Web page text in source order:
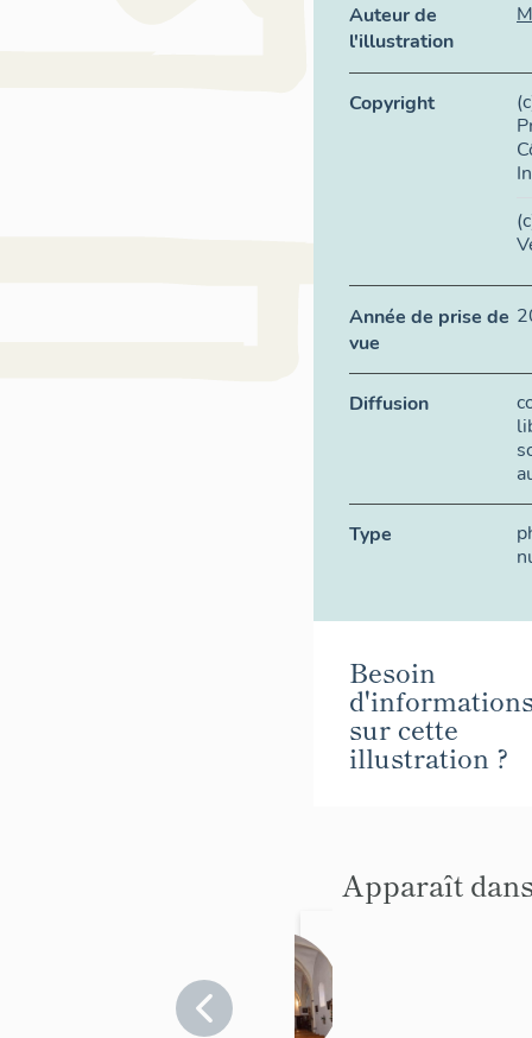
Auteur de
l'illustration
Copyright
Année de prise de
vue
Diffusion
Type
Besoin
sur cette
illustration ?
Apparaît